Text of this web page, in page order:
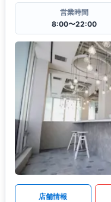
営業時間
8:00〜22:00
店舗情報